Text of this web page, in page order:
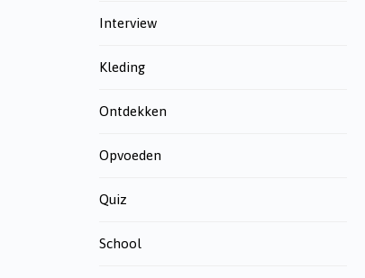
Interview
Kleding
Ontdekken
Opvoeden
Quiz
School